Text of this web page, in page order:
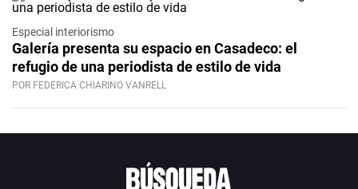
Especial interiorismo
Galería presenta su espacio en Casadeco: el
refugio de una periodista de estilo de vida
POR FEDERICA CHIARINO VANRELL